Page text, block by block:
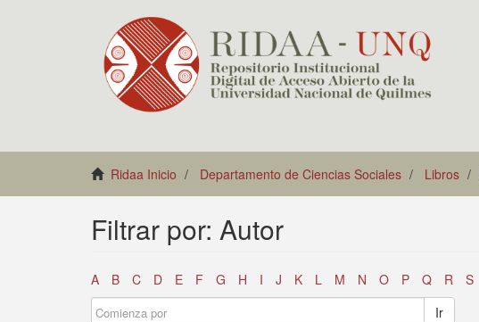
Ridaa Inicio Departamento de Ciencias Sociales Libros
Filtrar por: Autor
A B C D E F G H I J K L M N O P Q R S
Ir